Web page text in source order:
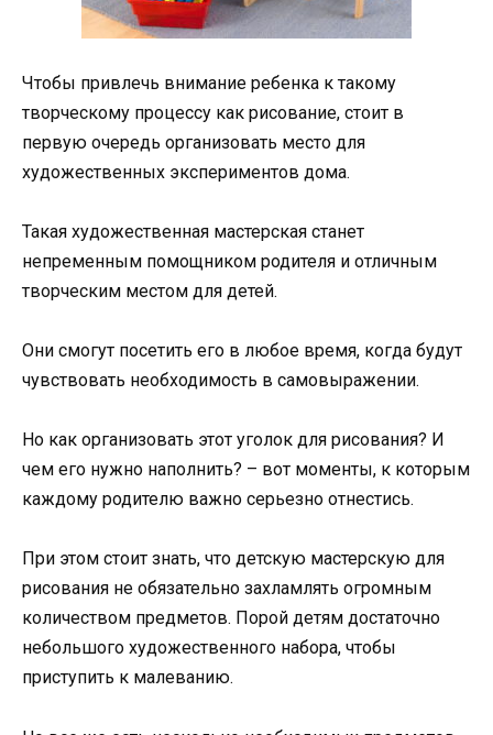
Чтобы привлечь внимание ребенка к такому
творческому процессу как рисование, стоит в
первую очередь организовать место для
художественных экспериментов дома.
Такая художественная мастерская станет
непременным помощником родителя и отличным
творческим местом для детей.
Они смогут посетить его в любое время, когда будут
чувствовать необходимость в самовыражении.
Но как организовать этот уголок для рисования? И
чем его нужно наполнить? – вот моменты, к которым
каждому родителю важно серьезно отнестись.
При этом стоит знать, что детскую мастерскую для
рисования не обязательно захламлять огромным
количеством предметов. Порой детям достаточно
небольшого художественного набора, чтобы
приступить к малеванию.